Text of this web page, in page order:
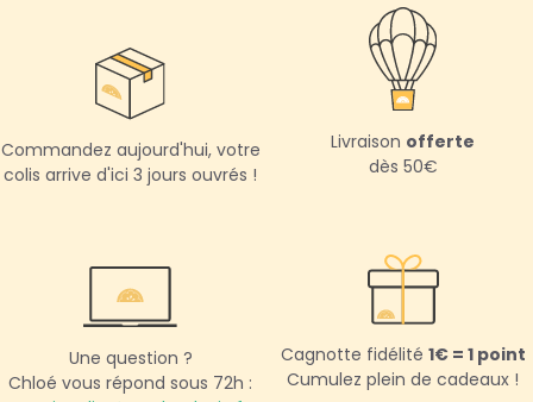
Commandez aujourd'hui, votre
colis arrive d'ici 3 jours ouvrés !
Livraison offerte
dès 50€
Une question ?
Chloé vous répond sous 72h :
Cagnotte fidélité 1€ = 1 point
Cumulez plein de cadeaux !